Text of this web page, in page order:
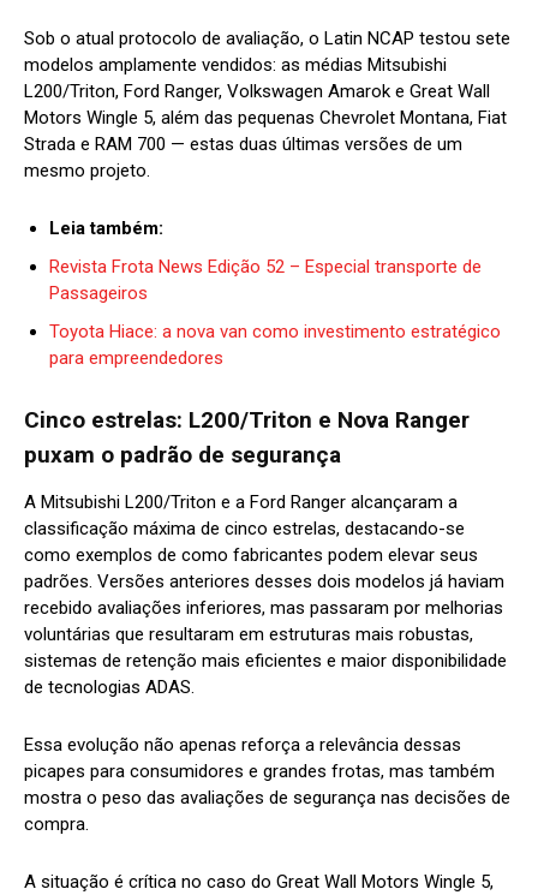
Sob o atual protocolo de avaliação, o Latin NCAP testou sete
modelos amplamente vendidos: as médias Mitsubishi
L200/Triton, Ford Ranger, Volkswagen Amarok e Great Wall
Motors Wingle 5, além das pequenas Chevrolet Montana, Fiat
Strada e RAM 700 — estas duas últimas versões de um
mesmo projeto.
Leia também:
Revista Frota News Edição 52 – Especial transporte de
Passageiros
Toyota Hiace: a nova van como investimento estratégico
para empreendedores
Cinco estrelas: L200/Triton e Nova Ranger
puxam o padrão de segurança
A Mitsubishi L200/Triton e a Ford Ranger alcançaram a
classificação máxima de cinco estrelas, destacando-se
como exemplos de como fabricantes podem elevar seus
padrões. Versões anteriores desses dois modelos já haviam
recebido avaliações inferiores, mas passaram por melhorias
voluntárias que resultaram em estruturas mais robustas,
sistemas de retenção mais eficientes e maior disponibilidade
de tecnologias ADAS.
Essa evolução não apenas reforça a relevância dessas
picapes para consumidores e grandes frotas, mas também
mostra o peso das avaliações de segurança nas decisões de
compra.
A situação é crítica no caso do Great Wall Motors Wingle 5,